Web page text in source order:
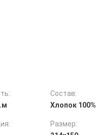
Состав:
Хлопок 100%
Размер: